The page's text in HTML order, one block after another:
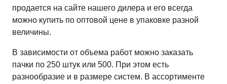
продается на сайте нашего дилера и его всегда
можно купить по оптовой цене в упаковке разной
величины.
В зависимости от объема работ можно заказать
пачки по 250 штук или 500. При этом есть
разнообразие и в размере систем. В ассортименте